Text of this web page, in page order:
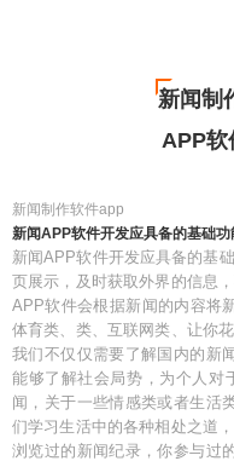
新闻制
APP软
新闻制作软件app
新闻APP软件开发应具备的基础功
新闻APP软件开发应具备的基
页展示，及时获取外界的信息
APP软件会根据新闻的内容将
体育类、类、互联网类、让你
我们不仅仅需要了解国内的新
能够了解社会局势，为个人对
闻，关于一些情感类或者生活
们学习生活中的各种相处之道
浏览过的新闻纪录，你参与过